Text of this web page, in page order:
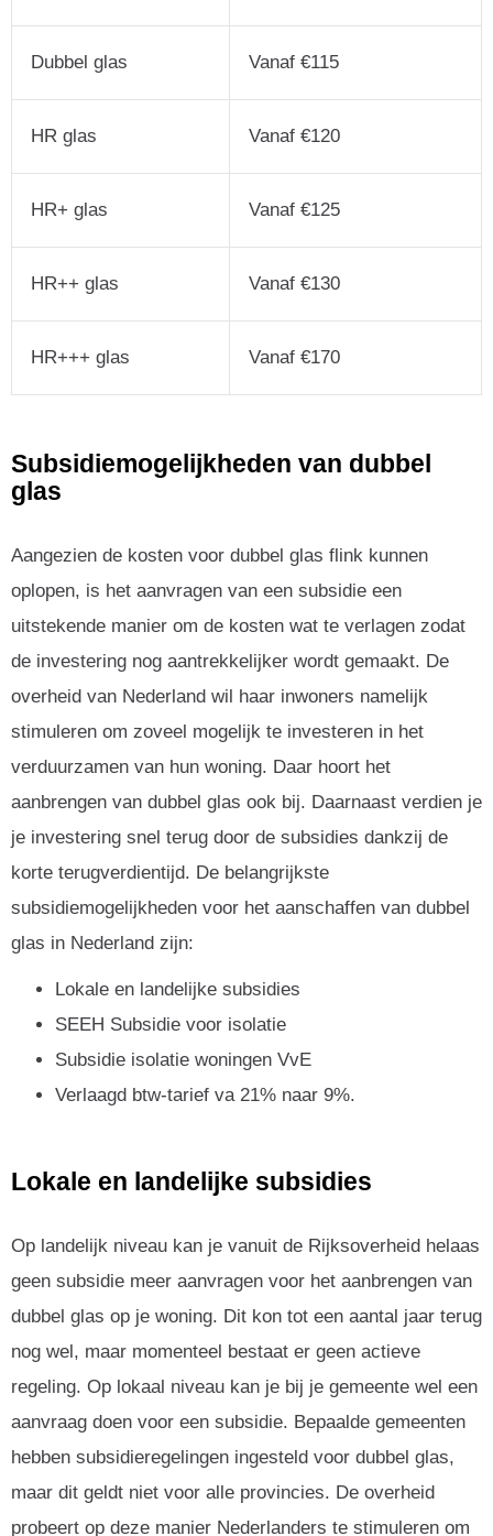
Dubbel glas Vanaf €115
HR glas Vanaf €120
HR+ glas Vanaf €125
HR++ glas Vanaf €130
HR+++ glas Vanaf €170
Subsidiemogelijkheden van dubbel
glas
Aangezien de kosten voor dubbel glas flink kunnen
oplopen, is het aanvragen van een subsidie een
uitstekende manier om de kosten wat te verlagen zodat
de investering nog aantrekkelijker wordt gemaakt. De
overheid van Nederland wil haar inwoners namelijk
stimuleren om zoveel mogelijk te investeren in het
verduurzamen van hun woning. Daar hoort het
aanbrengen van dubbel glas ook bij. Daarnaast verdien je
je investering snel terug door de subsidies dankzij de
korte terugverdientijd. De belangrijkste
subsidiemogelijkheden voor het aanschaffen van dubbel
glas in Nederland zijn:
Lokale en landelijke subsidies
SEEH Subsidie voor isolatie
Subsidie isolatie woningen VvE
Verlaagd btw-tarief va 21% naar 9%.
Lokale en landelijke subsidies
Op landelijk niveau kan je vanuit de Rijksoverheid helaas
geen subsidie meer aanvragen voor het aanbrengen van
dubbel glas op je woning. Dit kon tot een aantal jaar terug
nog wel, maar momenteel bestaat er geen actieve
regeling. Op lokaal niveau kan je bij je gemeente wel een
aanvraag doen voor een subsidie. Bepaalde gemeenten
hebben subsidieregelingen ingesteld voor dubbel glas,
maar dit geldt niet voor alle provincies. De overheid
probeert op deze manier Nederlanders te stimuleren om